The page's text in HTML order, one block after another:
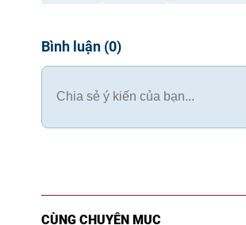
Bình luận (0)
CÙNG CHUYÊN MỤC